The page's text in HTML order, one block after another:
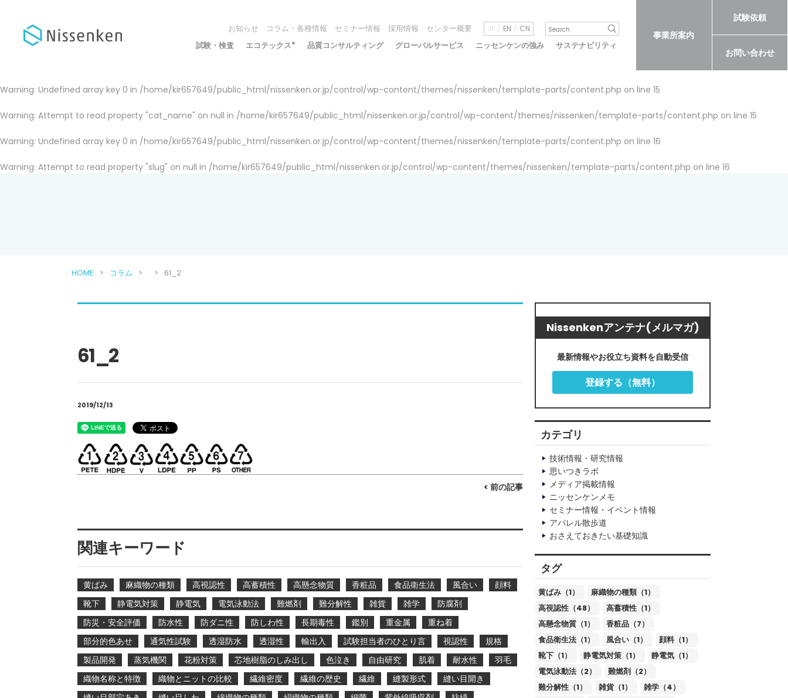
お知らせ コラム・各種情報 セミナー情報 採用情報 センター概要 JP EN CN
試験・検査 エコテックス® 品質コンサルティング グローバルサービス ニッセンケンの強み サステナビリティ
事業所案内
試験依頼
お問い合わせ
Warning: Undefined array key 0 in /home/kir657649/public_html/nissenken.or.jp/control/wp-content/themes/nissenken/template-parts/content.php on line 15
Warning: Attempt to read property "cat_name" on null in /home/kir657649/public_html/nissenken.or.jp/control/wp-content/themes/nissenken/template-parts/content.php on line 15
Warning: Undefined array key 0 in /home/kir657649/public_html/nissenken.or.jp/control/wp-content/themes/nissenken/template-parts/content.php on line 16
Warning: Attempt to read property "slug" on null in /home/kir657649/public_html/nissenken.or.jp/control/wp-content/themes/nissenken/template-parts/content.php on line 16
HOME コラム 61_2
61_2
2019/12/13
< 前の記事
関連キーワード
黄ばみ 麻織物の種類 高視認性 高蓄積性 高懸念物質 香粧品 食品衛生法 風合い
顔料
靴下
静電気対策 静電気 電気泳動法 難燃剤 難分解性 雑貨 雑学
防腐剤
防災・安全評価
防水性 防ダニ性 防しわ性 長期毒性 鑑別 重金属
重ね着
部分的色あせ
通気性試験 透湿防水 透湿性 輸出入 試験担当者のひとり言 視認性
規格
製品開発
蒸気機関 花粉対策 芯地樹脂のしみ出し 色泣き 自由研究 肌着 耐水性
羽毛
織物名称と特徴
織物とニットの比較 繊維密度 繊維の歴史 繊維 縫製形式
縫い目開き
Nissenkenアンテナ(メルマガ)
最新情報やお役立ち資料を自動受信
登録する（無料）
カテゴリ
技術情報・研究情報
思いつきラボ
メディア掲載情報
ニッセンケンメモ
セミナー情報・イベント情報
アパレル散歩道
おさえておきたい基礎知識
タグ
黄ばみ（1）
麻織物の種類（1）
高視認性（48）
高蓄積性（1）
高懸念物質（1）
香粧品（7）
食品衛生法（1）
風合い（1）
顔料（1）
靴下（1）
静電気対策（1）
静電気（1）
電気泳動法（2）
難燃剤（2）
難分解性（1）
雑貨（1）
雑学（4）